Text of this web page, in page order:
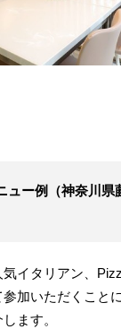
ュー例（神奈川
イタリアン、
加いただくこと
ます。